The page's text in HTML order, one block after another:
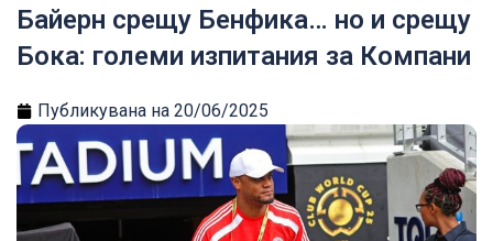
Байерн срещу Бенфика… но и срещу
Бока: големи изпитания за Компани
Публикувана на 20/06/2025